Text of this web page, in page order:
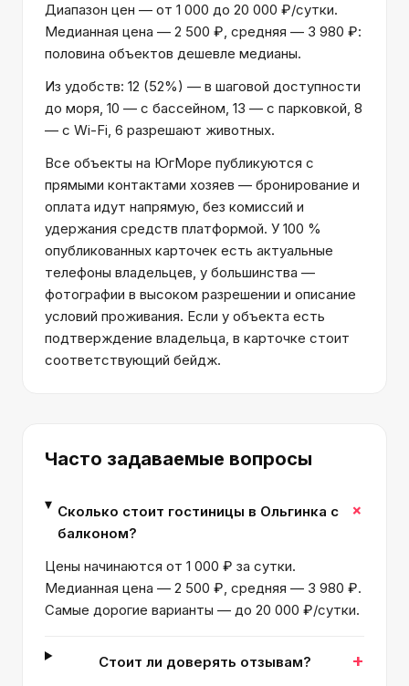
Диапазон цен — от 1 000 до 20 000 ₽/сутки.
Медианная цена — 2 500 ₽, средняя — 3 980 ₽:
половина объектов дешевле медианы.
Из удобств: 12 (52%) — в шаговой доступности
до моря, 10 — с бассейном, 13 — с парковкой, 8
— с Wi-Fi, 6 разрешают животных.
Все объекты на ЮгМоре публикуются с
прямыми контактами хозяев — бронирование и
оплата идут напрямую, без комиссий и
удержания средств платформой. У 100 %
опубликованных карточек есть актуальные
телефоны владельцев, у большинства —
фотографии в высоком разрешении и описание
условий проживания. Если у объекта есть
подтверждение владельца, в карточке стоит
соответствующий бейдж.
Часто задаваемые вопросы
Сколько стоит гостиницы в Ольгинка с
балконом?
+
Цены начинаются от 1 000 ₽ за сутки.
Медианная цена — 2 500 ₽, средняя — 3 980 ₽.
Самые дорогие варианты — до 20 000 ₽/сутки.
Стоит ли доверять отзывам? +